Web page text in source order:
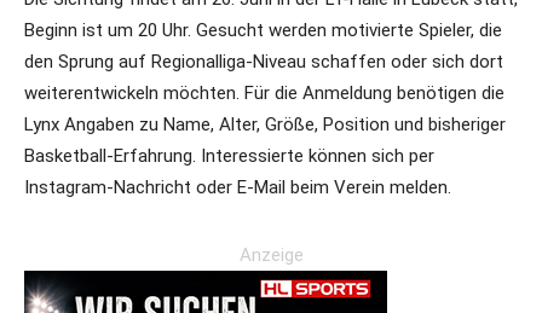
Beginn ist um 20 Uhr. Gesucht werden motivierte Spieler, die
den Sprung auf Regionalliga-Niveau schaffen oder sich dort
weiterentwickeln möchten. Für die Anmeldung benötigen die
Lynx Angaben zu Name, Alter, Größe, Position und bisheriger
Basketball-Erfahrung. Interessierte können sich per
Instagram-Nachricht oder E-Mail beim Verein melden.
Anzeige